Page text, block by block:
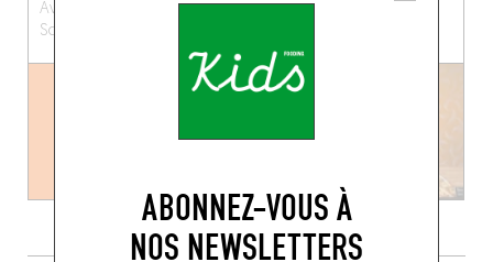
ABONNEZ-VOUS À
NOS NEWSLETTERS
Av. des Azalées 40
Schaerbeek (1030)
32 Place Colignon